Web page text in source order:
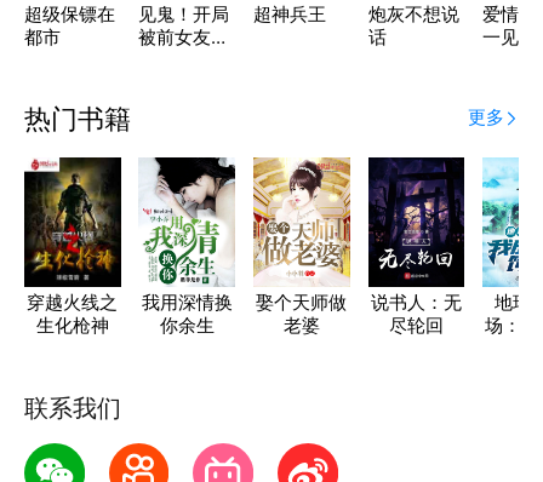
超级保镖在
都市
见鬼！开局
被前女友监
超神兵王
炮灰不想说
话
爱情公
一见钟
热门书籍 更多
穿越火线之
生化枪神
我用深情换
你余生
娶个天师做
老婆
说书人：无
尽轮回
地球
场：
联系我们